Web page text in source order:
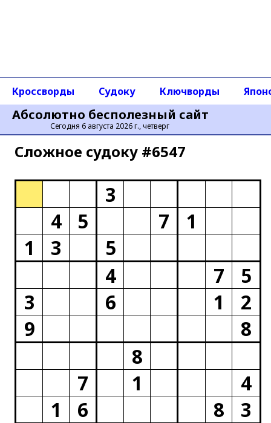
Абсолютно бесполезный сайт
Сегодня 6 августа 2026 г., четверг
Кроссворды Судоку Ключворды
Сложное cудоку #6547
3
4
5 7
1
1
3
5
4
7
5
3
6 1
2
9
8
8
7
1
4
1
6 8 3